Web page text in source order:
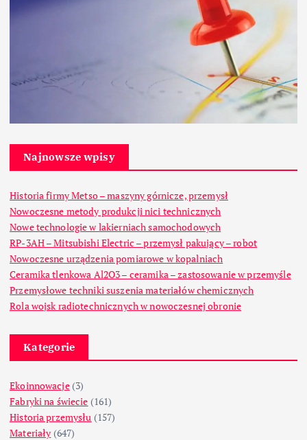
Najnowsze wpisy
Historia firmy Metso – maszyny górnicze, przemysł
Nowoczesne metody produkcji nici technicznych
Nowe technologie w lakierniach samochodowych
RP-3AH – Mitsubishi Electric – przemysł pakujący – robot
Nowoczesne urządzenia pomiarowe w kopalniach
Ceramika tlenkowa Al2O3 – ceramika – zastosowanie w przemyśle
Przemysłowe techniki suszenia materiałów chemicznych
Rola wojsk radiotechnicznych w nowoczesnej obronie
Kategorie
Ekoinnowacje(3)
Fabryki na świecie (161)
Historia przemysłu (157)
Materiały (647)